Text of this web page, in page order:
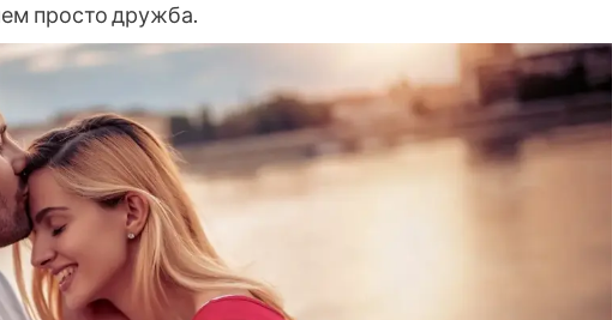
просто дружба.